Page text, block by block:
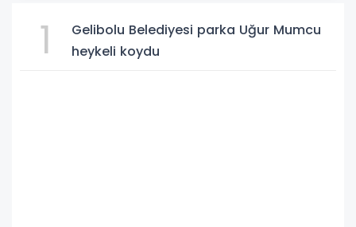
1
Gelibolu Belediyesi parka Uğur Mumcu
heykeli koydu